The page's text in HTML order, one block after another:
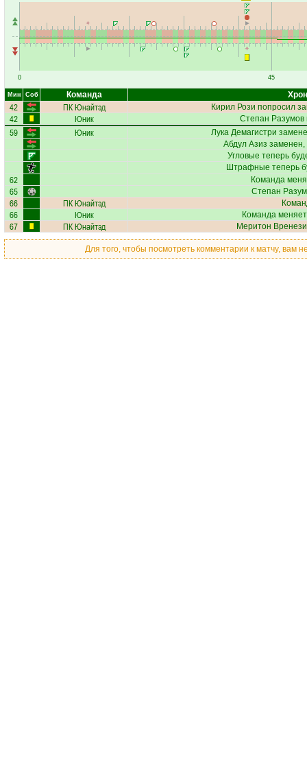
0 45
Мин Соб Команда
42 ПК Юнайтэд Кирил Рози попросил
42 Юник Степан Разумов
59 Юник Лука Демагистри
Абдул Азиз
Угловые теперь
Штрафные теперь
62 Команда
65 Степан
66 ПК Юнайтэд
66 Юник Команда
67 ПК Юнайтэд Меритон Вренези
Для того, чтобы посмотреть комментарии к матчу, вам